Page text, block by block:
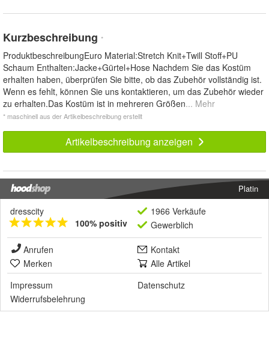
Kurzbeschreibung *
ProduktbeschreibungEuro Material:Stretch Knit+Twill Stoff+PU
Schaum Enthalten:Jacke+Gürtel+Hose Nachdem Sie das Kostüm
erhalten haben, überprüfen Sie bitte, ob das Zubehör vollständig ist.
Wenn es fehlt, können Sie uns kontaktieren, um das Zubehör wieder
zu erhalten.Das Kostüm ist in mehreren Größen... Mehr
* maschinell aus der Artikelbeschreibung erstellt
Artikelbeschreibung anzeigen
Platin
dresscity
100% positiv
1966 Verkäufe
Gewerblich
Anrufen
Kontakt
Merken
Alle Artikel
Impressum
Datenschutz
Widerrufsbelehrung